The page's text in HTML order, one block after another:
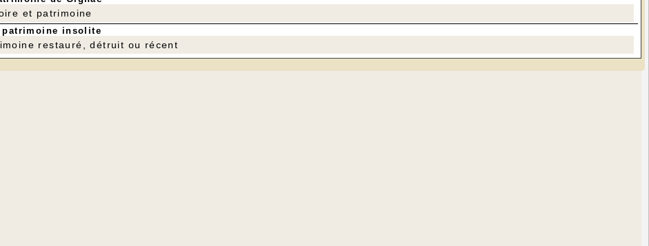
et patrimoine
patrimoine insolite
restauré, détruit ou récent